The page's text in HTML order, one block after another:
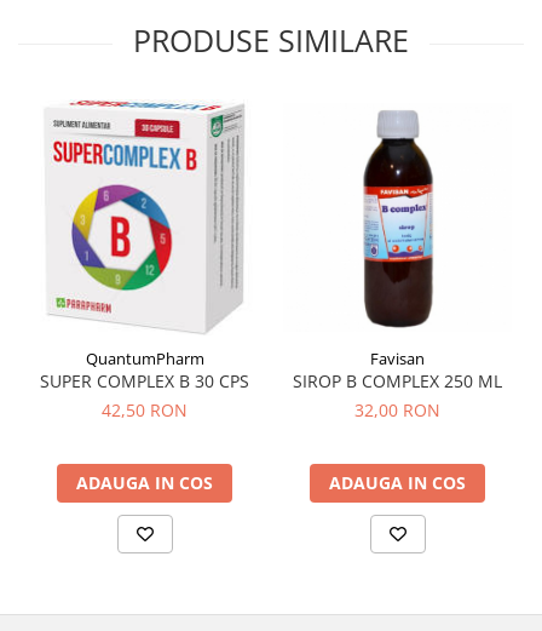
Întreținere tenPRODUSE SIMILARE
QuantumPharm
SUPER COMPLEX B 30 CPS
42,50 RON
ADAUGA IN COS
Favisan
SIROP B COMPLEX 250 ML
32,00 RON
ADAUGA IN COS